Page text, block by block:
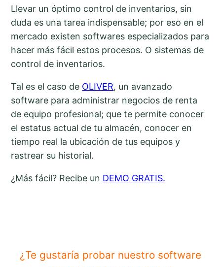
Llevar un óptimo control de inventarios, sin
duda es una tarea indispensable; por eso en el
mercado existen softwares especializados para
hacer más fácil estos procesos. O sistemas de
control de inventarios.
Tal es el caso de OLIVER, un avanzado
software para administrar negocios de renta
de equipo profesional; que te permite conocer
el estatus actual de tu almacén, conocer en
tiempo real la ubicación de tus equipos y
rastrear su historial.
¿Más fácil? Recibe un DEMO GRATIS.
¿Te gustaría probar nuestro software